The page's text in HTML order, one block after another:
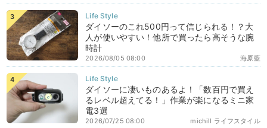
ダイソーのこれ500円って信じられる！？大
人が使いやすい！他所で買ったら高そうな腕
時計
海原藍
2026/08/05 08:00
ダイソーに凄いものあるよ！「数百円で買え
るレベル超えてる！」作業が楽になるミニ家
電3選
michill ライフスタイル
2026/07/25 08:00